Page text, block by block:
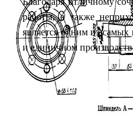
работы, а также
является одним из
и единичном